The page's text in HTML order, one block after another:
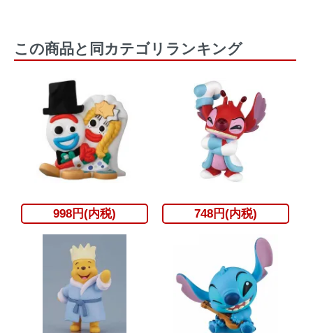
この商品と同カテゴリランキング
998円(内税) 748円(内税)